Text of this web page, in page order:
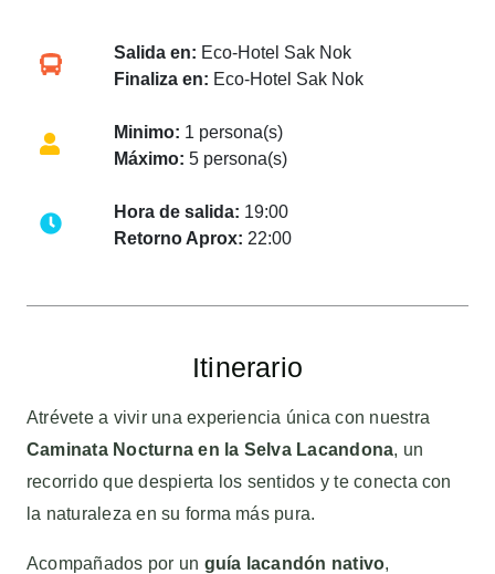
Salida en: Eco-Hotel Sak Nok
Finaliza en: Eco-Hotel Sak Nok
Minimo: 1 persona(s)
Máximo: 5 persona(s)
Hora de salida: 19:00
Retorno Aprox: 22:00
Itinerario
Atrévete a vivir una experiencia única con nuestra
Caminata Nocturna en la Selva Lacandona, un
recorrido que despierta los sentidos y te conecta con
la naturaleza en su forma más pura.
Acompañados por un guía lacandón nativo,